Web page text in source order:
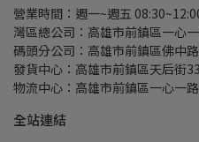
營業時間：週一~週五
灣區總公司：高雄市前鎮區一心
碼頭分公司：高雄市前鎮區佛中
發貨中心：高雄市前鎮區天后街
物流中心：高雄市前鎮區一心一
全站連結